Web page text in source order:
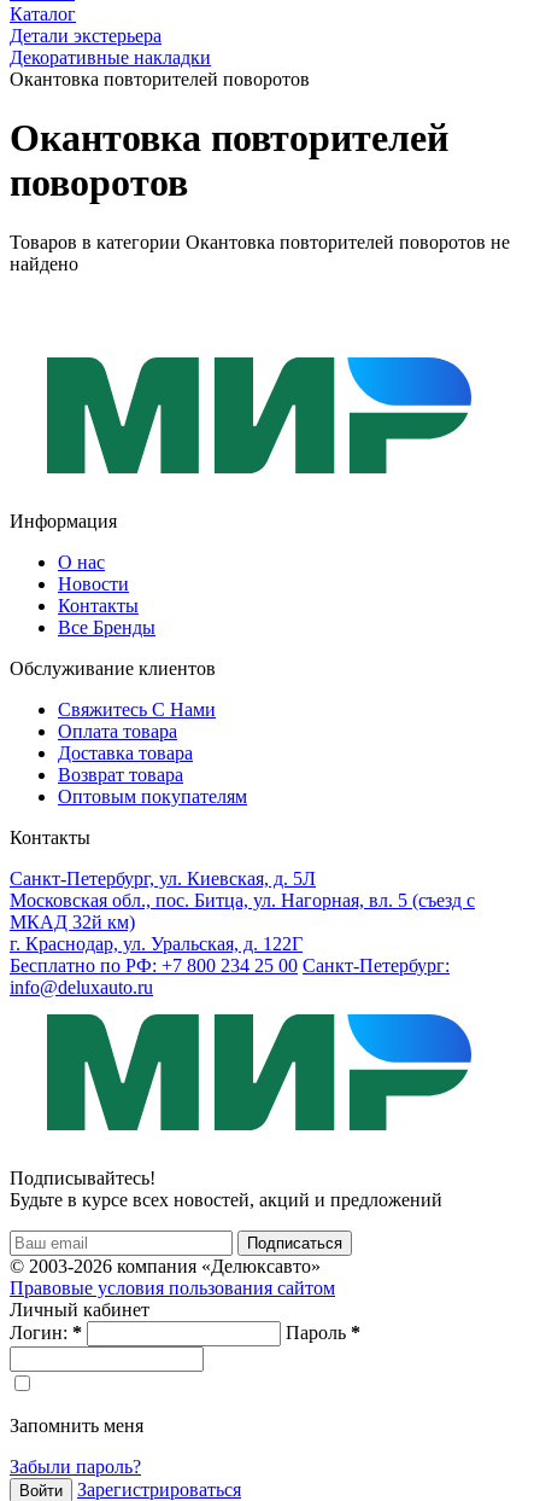
Каталог
Детали экстерьера
Декоративные накладки
Окантовка повторителей поворотов
Окантовка повторителей
поворотов
Товаров в категории Окантовка повторителей поворотов не
найдено
Информация
О нас
Новости
Контакты
Все Бренды
Обслуживание клиентов
Свяжитесь С Нами
Оплата товара
Доставка товара
Возврат товара
Оптовым покупателям
Контакты
Санкт-Петербург, ул. Киевская, д. 5Л
Московская обл., пос. Битца, ул. Нагорная, вл. 5 (съезд с
МКАД 32й км)
г. Краснодар, ул. Уральская, д. 122Г
Бесплатно по РФ: +7 800 234 25 00 Санкт-Петербург:
info@deluxauto.ru
Подписывайтесь!
Будьте в курсе всех новостей, акций и предложений
© 2003-2026 компания «Делюксавто»
Правовые условия пользования сайтом
Личный кабинет
Логин: * Пароль *
Запомнить меня
Забыли пароль?
Зарегистрироваться